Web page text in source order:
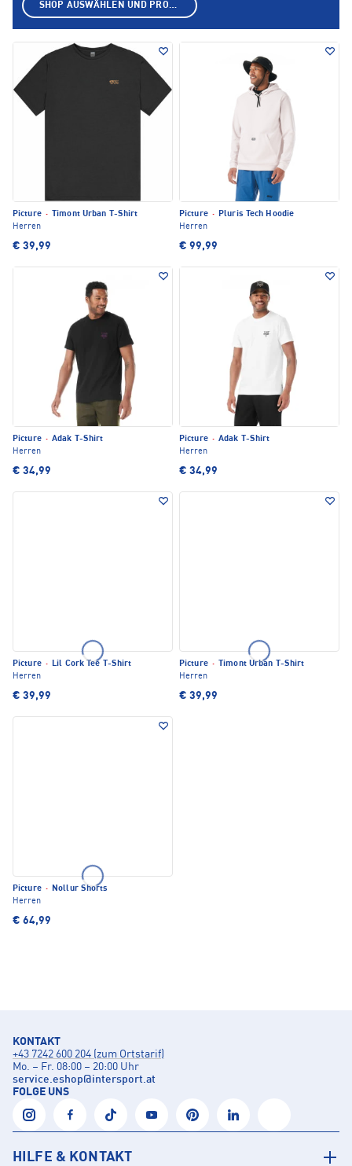
Picture ·
Timont Urban T-Shirt
Herren
€ 39,99
Picture · Pluris Tech Hoodie
Herren
€ 99,99
Picture · Adak T-Shirt
Herren
€ 34,99
Picture · Adak T-Shirt
Herren
€ 34,99
Picture · Lil Cork Tee T-Shirt
Herren
€ 39,99
Picture ·
Timont Urban T-Shirt
Herren
€ 39,99
Picture · Nollur Shorts
Herren
€ 64,99
SHOP AUSWÄHLEN UND PRODUKTE ANZEIGEN
KONTAKT
+43 7242 600 204 (zum Ortstarif)
Mo. – Fr. 08:00 – 20:00 Uhr
service.eshop@intersport.at
FOLGE UNS
HILFE & KONTAKT